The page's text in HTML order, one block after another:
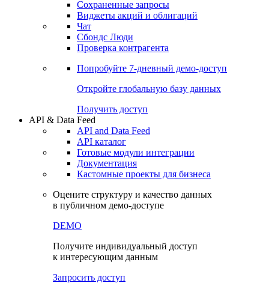
Сохраненные запросы
Виджеты акций и облигаций
Чат
Сбондс Люди
Проверка контрагента
Попробуйте 7-дневный демо-доступ
Откройте глобальную базу данных
Получить доступ
API & Data Feed
API and Data Feed
API каталог
Готовые модули интеграции
Документация
Кастомные проекты для бизнеса
Оцените структуру и качество данных
в публичном демо-доступе
DEMO
Получите индивидуальный доступ
к интересующим данным
Запросить доступ